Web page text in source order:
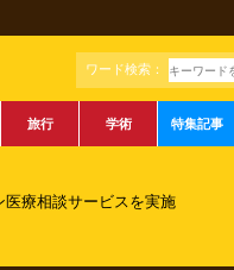
ワード検索：
旅行 学術 特集記事
医療相談サービスを実施